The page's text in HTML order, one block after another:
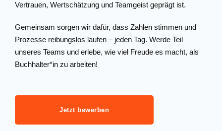
Vertrauen, Wertschätzung und Teamgeist geprägt ist.
Gemeinsam sorgen wir dafür, dass Zahlen stimmen und
Prozesse reibungslos laufen – jeden Tag. Werde Teil
unseres Teams und erlebe, wie viel Freude es macht, als
Buchhalter*in zu arbeiten!
Jetzt bewerben